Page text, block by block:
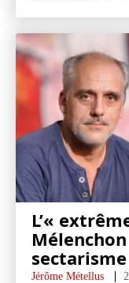
L’«
sectarisme
Jérôme Métellus